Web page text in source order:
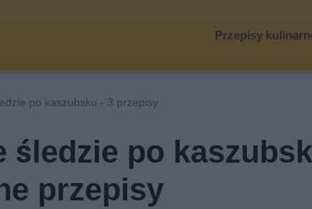
Przepisy
po kaszubsku - 3 przepisy
śledzie po
przepisy